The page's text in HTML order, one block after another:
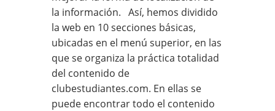
la información. Así, hemos dividido
la web en 10 secciones básicas,
ubicadas en el menú superior, en las
que se organiza la práctica totalidad
del contenido de
clubestudiantes.com. En ellas se
puede encontrar todo el contenido